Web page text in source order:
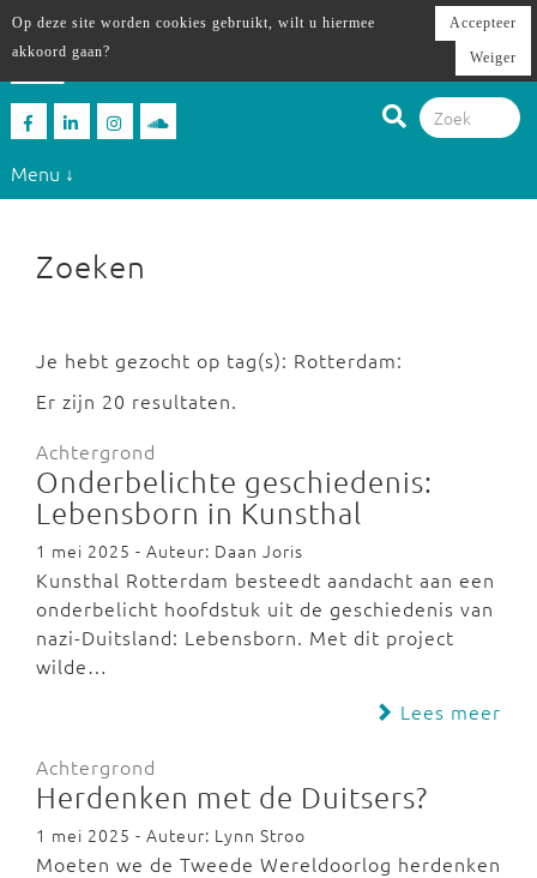
Menu ↓
Zoeken
Je hebt gezocht op tag(s): Rotterdam:
Er zijn 20 resultaten.
Achtergrond
Onderbelichte geschiedenis:
Lebensborn in Kunsthal
1 mei 2025 - Auteur: Daan Joris
Kunsthal Rotterdam besteedt aandacht aan een
onderbelicht hoofdstuk uit de geschiedenis van
nazi-Duitsland: Lebensborn. Met dit project
wilde…
Lees meer
Achtergrond
Herdenken met de Duitsers?
1 mei 2025 - Auteur: Lynn Stroo
Moeten we de Tweede Wereldoorlog herdenken
Op deze site worden cookies gebruikt, wilt u hiermee
akkoord gaan?
Accepteer
Weiger